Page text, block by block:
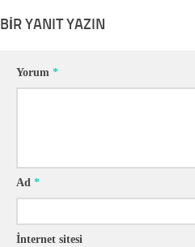
BIR YANIT YAZIN
Yorum *
Ad *
İnternet sitesi